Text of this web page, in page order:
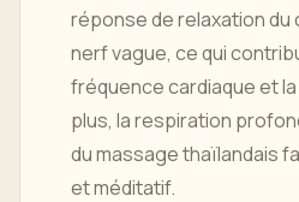
réponse de relaxation du
nerf vague, ce qui
fréquence cardiaque et
plus, la respiration
du massage thaïlandais
et méditatif.